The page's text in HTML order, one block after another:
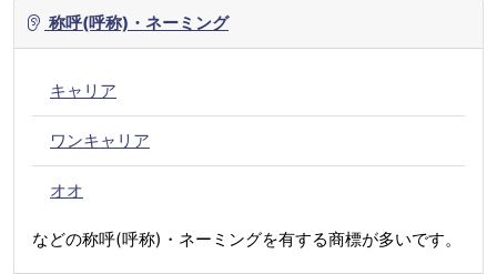
称呼(呼称)・ネーミング
キャリア
ワンキャリア
オオ
などの称呼(呼称)・ネーミングを有する商標が多いです。